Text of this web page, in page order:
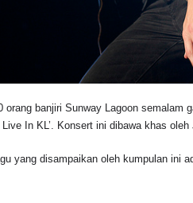
orang banjiri Sunway Lagoon semalam
In KL’. Konsert ini dibawa khas
yang disampaikan oleh kumpulan ini